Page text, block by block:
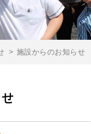
> 施設からのお知らせ